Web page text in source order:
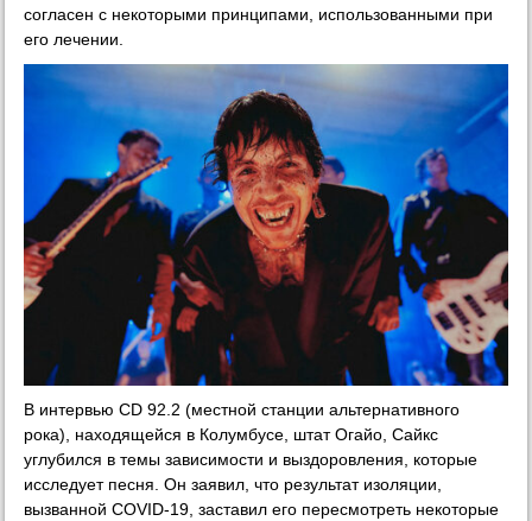
согласен с некоторыми принципами, использованными при
его лечении.
В интервью CD 92.2 (местной станции альтернативного
рока), находящейся в Колумбусе, штат Огайо, Сайкс
углубился в темы зависимости и выздоровления, которые
исследует песня. Он заявил, что результат изоляции,
вызванной COVID-19, заставил его пересмотреть некоторые